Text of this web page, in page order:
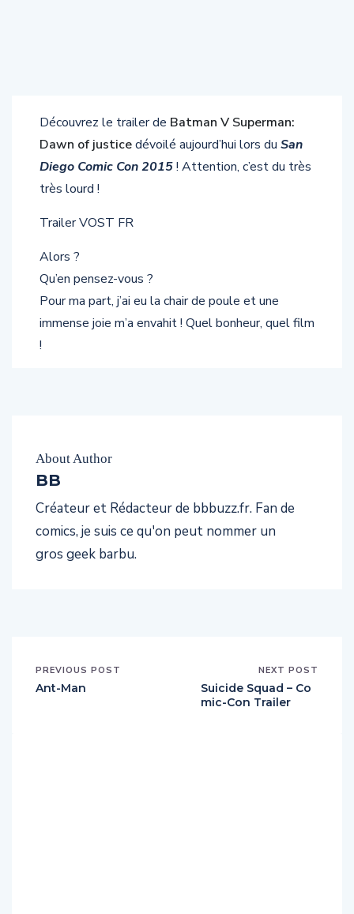
Découvrez le trailer de Batman V Superman:
Dawn of justicedévoilé aujourd’hui lors du San
Diego Comic Con 2015! Attention, c’est du très
très lourd !
Trailer VOST FR
Alors ?
Qu’en pensez-vous ?
Pour ma part, j’ai eu la chair de poule et une
immense joie m’a envahit ! Quel bonheur, quel film
!
About Author
BB
Créateur et Rédacteur de bbbuzz.fr. Fan de
comics, je suis ce qu'on peut nommer un
gros geek barbu.
PREVIOUS POST
Ant-Man
NEXT POST
Suicide Squad – Co
mic-Con Trailer